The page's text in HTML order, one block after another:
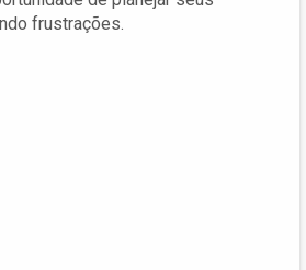
frustrações.